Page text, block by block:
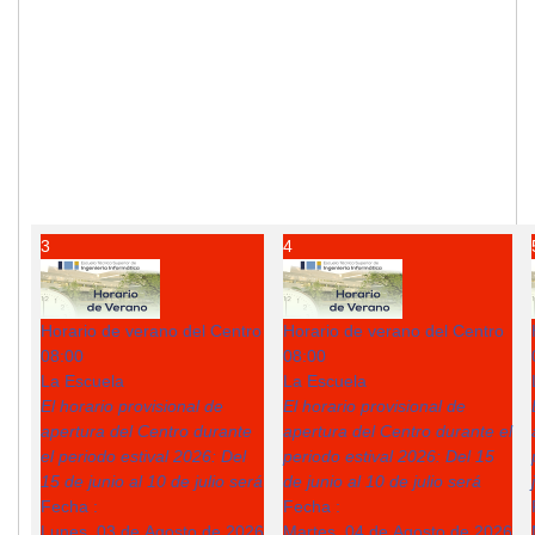
3
Horario de verano del Centro
08:00
La Escuela
El horario provisional de
apertura del Centro durante
el periodo estival 2026: Del
15 de junio al 10 de julio será
Fecha :
4
Horario de verano del Centro
08:00
La Escuela
El horario provisional de
apertura del Centro durante el
periodo estival 2026: Del 15
de junio al 10 de julio será
Fecha :